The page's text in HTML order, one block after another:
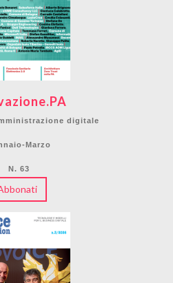
digitale
Marzo
N. 63